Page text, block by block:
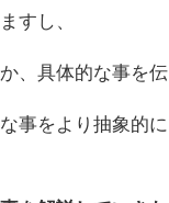
すし、
、具体的な事を伝
事をより抽象的